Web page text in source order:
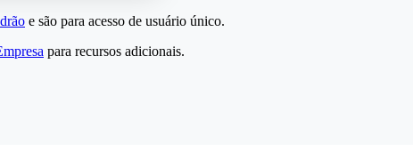
e são para acesso de usuário único.
para recursos adicionais.